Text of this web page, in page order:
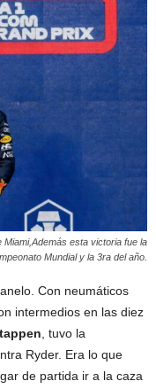
esta victoria fue la
Mundial y la 3ra del año.
Con neumáticos
intermedios en las diez
, tuvo la
Ryder. Era lo que
de partida ir a la caza